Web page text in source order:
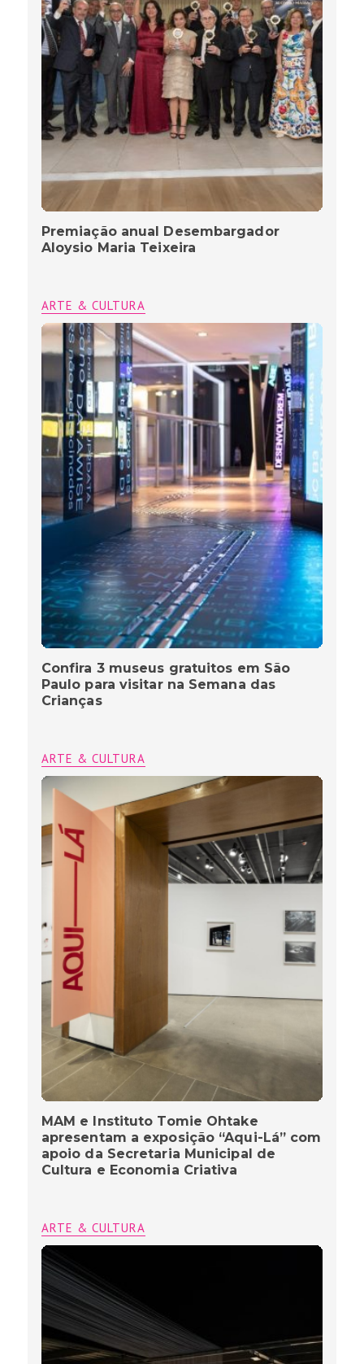
Premiação anual Desembargador
Aloysio Maria Teixeira
ARTE & CULTURA
Confira 3 museus gratuitos em São
Paulo para visitar na Semana das
Crianças
ARTE & CULTURA
MAM e Instituto Tomie Ohtake
apresentam a exposição “Aqui-Lá” com
apoio da Secretaria Municipal de
Cultura e Economia Criativa
ARTE & CULTURA